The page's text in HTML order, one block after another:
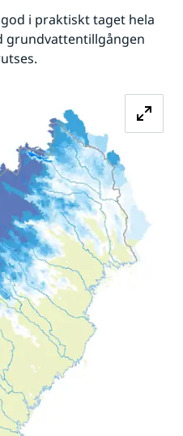
i praktiskt taget hela
grundvattentillgången